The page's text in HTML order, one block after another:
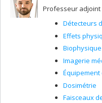
Professeur adjoint
Détecteurs
Effets
Imagerie
Dosimétrie
Faisceaux